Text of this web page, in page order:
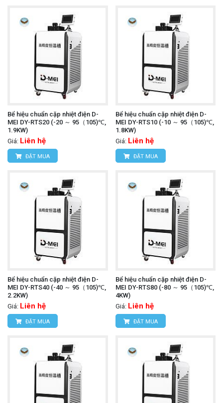
Bể hiệu chuẩn cặp nhiệt điện D-
MEI DY-RTS20 (-20 ～ 95（105)℃,
1.9KW)
Giá: Liên hệ
ĐẶT MUA
Bể hiệu chuẩn cặp nhiệt điện D-
MEI DY-RTS10 (-10 ～ 95（105)℃,
1.8KW)
Giá: Liên hệ
ĐẶT MUA
Bể hiệu chuẩn cặp nhiệt điện D-
MEI DY-RTS40 (-40 ～ 95（105)℃,
2.2KW)
Giá: Liên hệ
ĐẶT MUA
Bể hiệu chuẩn cặp nhiệt điện D-
MEI DY-RTS80 (-80 ～ 95（105)℃,
4KW)
Giá: Liên hệ
ĐẶT MUA